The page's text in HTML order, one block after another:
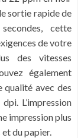
sortie rapide de
cette
de votre
des vitesses
également
qualité avec des
L’impression
impression plus
du papier.